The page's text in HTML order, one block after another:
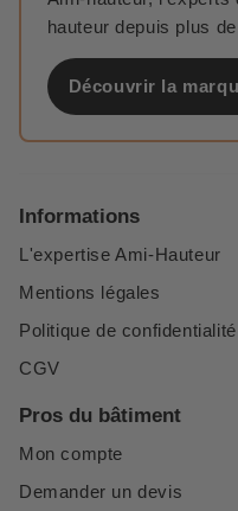
hauteur depuis plus
Découvrir la
Informations
L'expertise Ami-Hauteur
Mentions légales
Politique de confidentialité
CGV
Pros du bâtiment
Mon compte
Demander un devis